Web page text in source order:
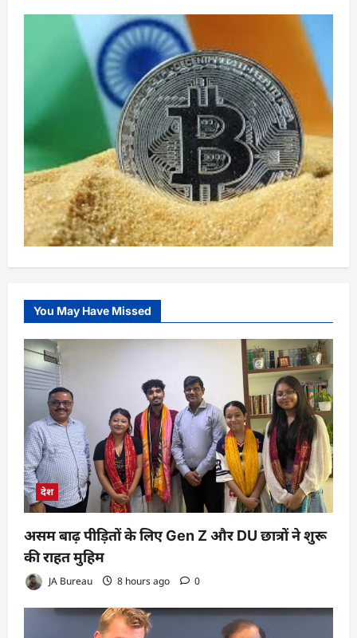
You May Have Missed
देश
असम बाढ़ पीड़ितों के लिए Gen Z और DU छात्रों ने शुरू
की राहत मुहिम
JA Bureau 8 hours ago 0